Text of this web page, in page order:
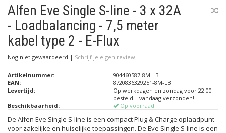
Alfen Eve Single S-line - 3 x 32A
- Loadbalancing - 7,5 meter
kabel type 2 - E-Flux
Nog niet gewaardeerd | Schrijf je eigen review
Artikelnummer:
904460587-8M-LB
EAN:
8720836329251-8M-LB
Levertijd:
Op werkdagen en zondag voor 22:00
besteld = vandaag verzonden!
Beschikbaarheid:
Op voorraad
De Alfen Eve Single S-line is een compact Plug & Charge oplaadpunt
voor zakelijke en huiselijke toepassingen. De Eve Single S-line is een